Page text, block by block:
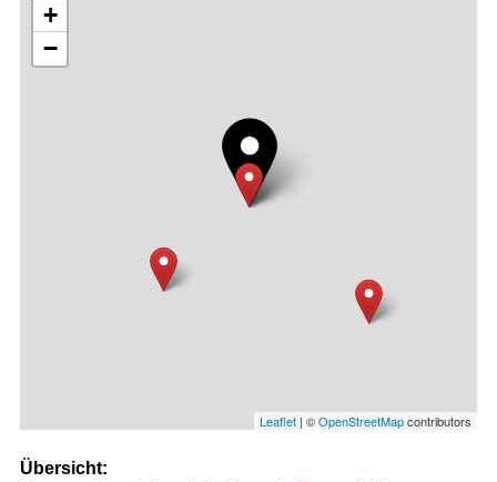
+
−
Leaflet | ©OpenStreetMapcontributors
Übersicht: